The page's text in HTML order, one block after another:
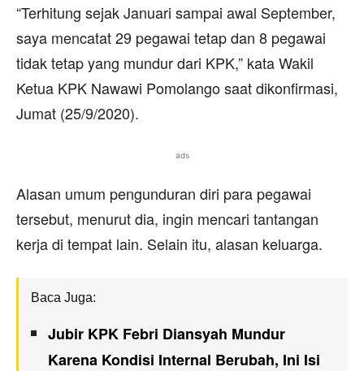
“Terhitung sejak Januari sampai awal September,
saya mencatat 29 pegawai tetap dan 8 pegawai
tidak tetap yang mundur dari KPK,” kata Wakil
Ketua KPK Nawawi Pomolango saat dikonfirmasi,
Jumat (25/9/2020).
ads
Alasan umum pengunduran diri para pegawai
tersebut, menurut dia, ingin mencari tantangan
kerja di tempat lain. Selain itu, alasan keluarga.
Baca Juga:
Jubir KPK Febri Diansyah Mundur
Karena Kondisi Internal Berubah, Ini Isi